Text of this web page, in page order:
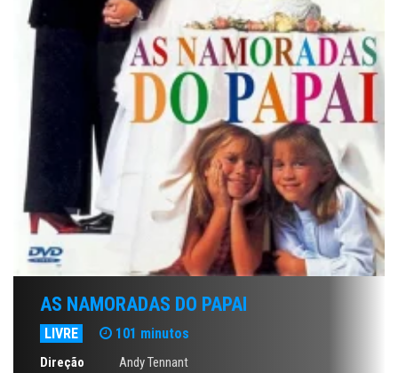
AS NAMORADAS DO PAPAI
LIVRE 101 minutos
Direção
Andy Tennant